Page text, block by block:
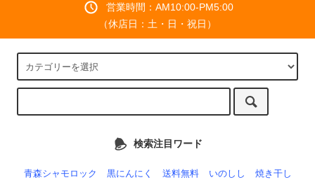
営業時間：AM10:00-PM5:00
（休店日：土・日・祝日）
検索注目ワード
青森シャモロック 黒にんにく 送料無料 いのしし
焼き干し